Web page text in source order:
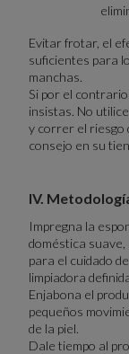
Evitar frotar, el
suficientes para
manchas.
Si por el
insistas. No
y correr el riesgo
consejo en su
IV.
Impregna la
doméstica suave,
para el cuidado
limpiadora
Enjabona el
pequeños
de la piel.
Dale tiempo al